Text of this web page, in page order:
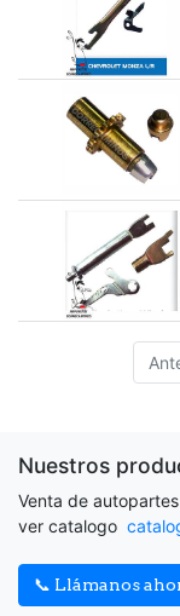
Nuestros
Venta de
ver catalogo
📞 Llámanos